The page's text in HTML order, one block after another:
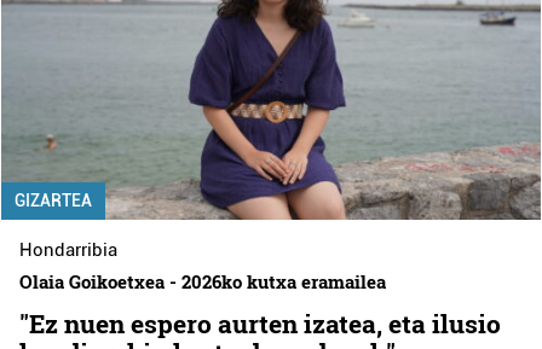
GIZARTEA
Hondarribia
Olaia Goikoetxea - 2026ko kutxa eramailea
"Ez nuen espero aurten izatea, eta ilusio